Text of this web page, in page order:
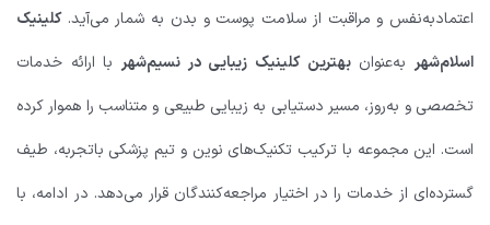
اعتمادبه‌نفس و مراقبت از سلامت پوست و بدن به شمار می‌آید.کلینیک
اسلام‌شهربه‌عنوانبهترین کلینیک زیبایی در نسیم‌شهربا ارائه خدمات
تخصصی و به‌روز، مسیر دستیابی به زیبایی طبیعی و متناسب را هموار کرده
است. این مجموعه با ترکیب تکنیک‌های نوین و تیم پزشکی باتجربه، طیف
گسترده‌ای از خدمات را در اختیار مراجعه‌کنندگان قرار می‌دهد. در ادامه، با